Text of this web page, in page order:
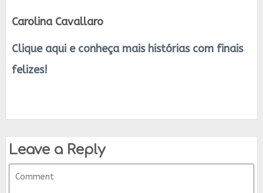
Carolina Cavallaro
Clique aqui e conheça mais histórias com finais
felizes!
Leave a Reply